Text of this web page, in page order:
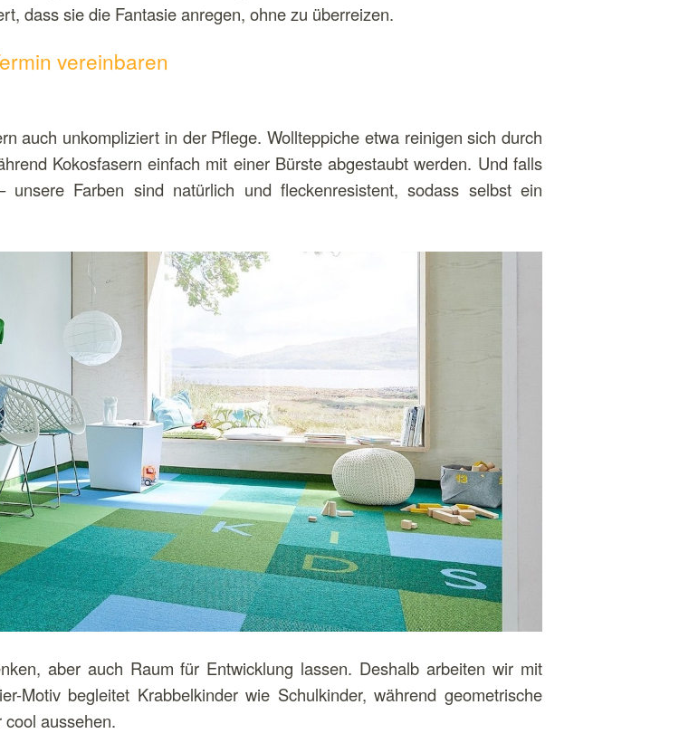
dass sie die Fantasie anregen, ohne zu überreizen.
vereinbaren
auch unkompliziert in der Pflege. Wollteppiche etwa reinigen sich durch
Kokosfasern einfach mit einer Bürste abgestaubt werden. Und falls
Farben sind natürlich und fleckenresistent, sodass selbst ein
aber auch Raum für Entwicklung lassen. Deshalb arbeiten wir mit
Motiv begleitet Krabbelkinder wie Schulkinder, während geometrische
aussehen.